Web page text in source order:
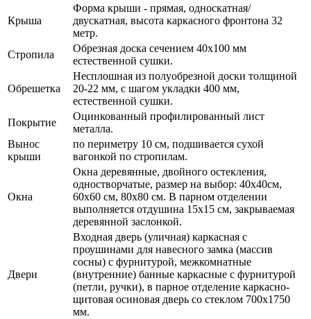
Крыша
Форма крыши - прямая, односкатная/
двускатная, высота каркасного фронтона 32
метр.
Стропила
Обрезная доска сечением 40х100 мм
естественной сушки.
Обрешетка
Несплошная из полуобрезной доски толщиной
20-22 мм, с шагом укладки 400 мм,
естественной сушки.
Покрытие
Оцинкованный профилированный лист
металла.
Вынос
крыши
по периметру 10 см, подшивается сухой
вагонкой по стропилам.
Окна
Окна деревянные, двойного остекления,
одностворчатые, размер на выбор: 40х40см,
60х60 см, 80х80 см. В парном отделении
выполняется отдушина 15х15 см, закрываемая
деревянной заслонкой.
Двери
Входная дверь (уличная) каркасная с
проушинами для навесного замка (массив
сосны) с фурнитурой, межкомнатные
(внутренние) банные каркасные с фурнитурой
(петли, ручки), в парное отделение каркасно-
щитовая осиновая дверь со стеклом 700х1750
мм.